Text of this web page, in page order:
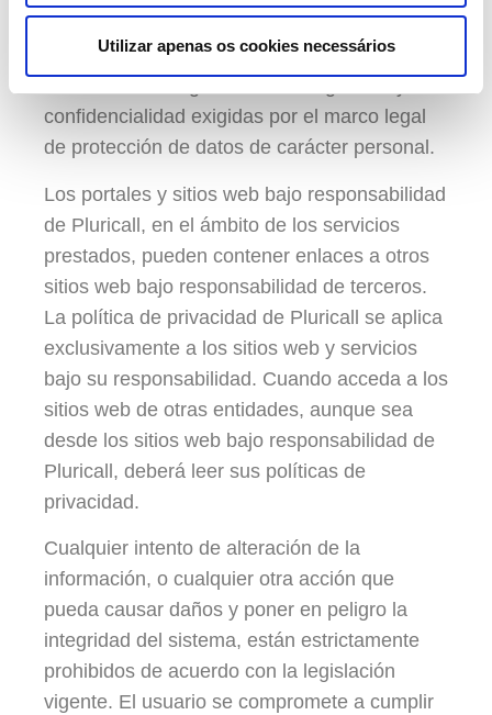
Utilizar apenas os cookies necessários
personales que nos facilite durante su
interacción con los distintos servicios serán
confidencialidad exigidas por el marco legal
de protección de datos de carácter personal.
Los portales y sitios web bajo responsabilidad
de Pluricall, en el ámbito de los servicios
prestados, pueden contener enlaces a otros
sitios web bajo responsabilidad de terceros.
La política de privacidad de Pluricall se aplica
exclusivamente a los sitios web y servicios
bajo su responsabilidad. Cuando acceda a los
sitios web de otras entidades, aunque sea
desde los sitios web bajo responsabilidad de
Pluricall, deberá leer sus políticas de
privacidad.
Cualquier intento de alteración de la
información, o cualquier otra acción que
pueda causar daños y poner en peligro la
integridad del sistema, están estrictamente
prohibidos de acuerdo con la legislación
vigente. El usuario se compromete a cumplir